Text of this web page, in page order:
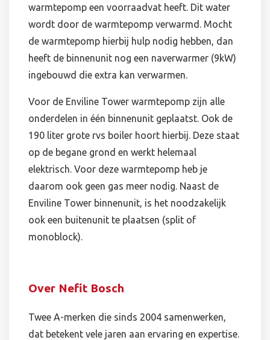
warmtepomp een voorraadvat heeft. Dit water
wordt door de warmtepomp verwarmd. Mocht
de warmtepomp hierbij hulp nodig hebben, dan
heeft de binnenunit nog een naverwarmer (9kW)
ingebouwd die extra kan verwarmen.
Voor de Enviline Tower warmtepomp zijn alle
onderdelen in één binnenunit geplaatst. Ook de
190 liter grote rvs boiler hoort hierbij. Deze staat
op de begane grond en werkt helemaal
elektrisch. Voor deze warmtepomp heb je
daarom ook geen gas meer nodig. Naast de
Enviline Tower binnenunit, is het noodzakelijk
ook een buitenunit te plaatsen (split of
monoblock).
Over Nefit Bosch
Twee A-merken die sinds 2004 samenwerken,
dat betekent vele jaren aan ervaring en expertise.